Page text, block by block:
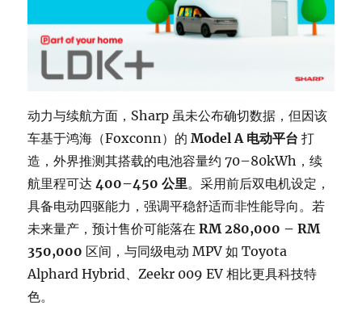
动力与续航方面，Sharp 虽未公布确切数据，但因该
车基于鸿海（Foxconn）的Model A 电动平台 打
造，外界推测其搭载的电池容量约 70–80kWh，续
航里程可达400–450 公里。采用前后双电机设定，
具备电动四驱能力，强调平稳舒适而非性能导向。若
未来量产，预计售价可能落在RM 280,000 – RM
350,000 区间，与同级电动 MPV 如 Toyota
Alphard Hybrid、Zeekr 009 EV 相比更具科技特
色。